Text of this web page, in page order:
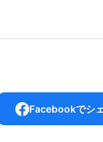
Facebookでシ